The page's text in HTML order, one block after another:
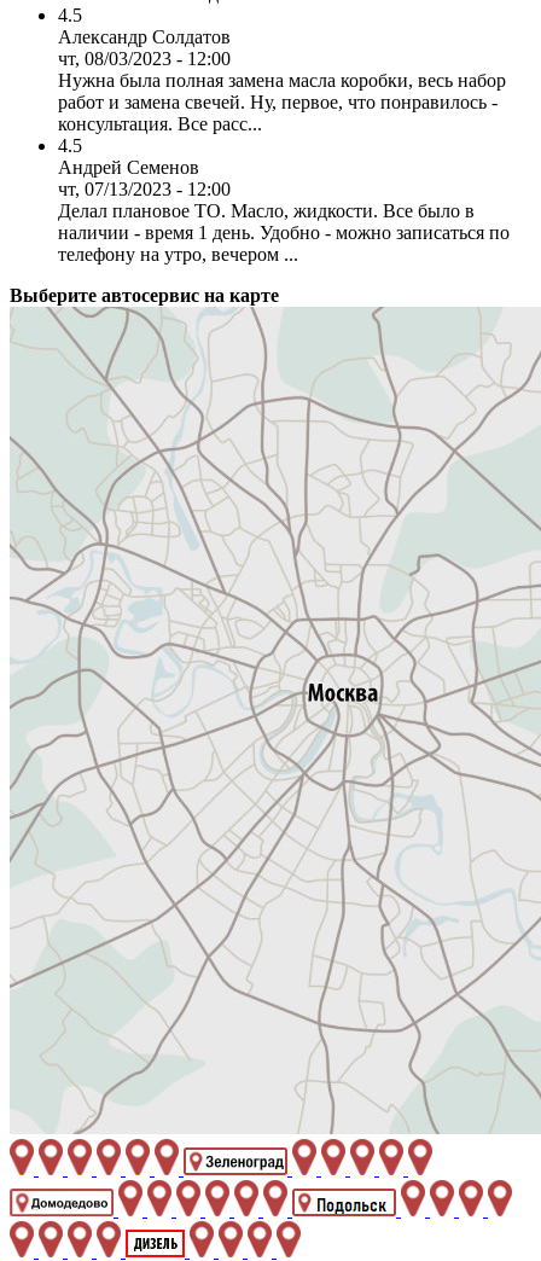
4.5
Александр Солдатов
чт, 08/03/2023 - 12:00
Нужна была полная замена масла коробки, весь набор
работ и замена свечей. Ну, первое, что понравилось -
консультация. Все расс...
4.5
Андрей Семенов
чт, 07/13/2023 - 12:00
Делал плановое ТО. Масло, жидкости. Все было в
наличии - время 1 день. Удобно - можно записаться по
телефону на утро, вечером ...
Выберите автосервис на карте